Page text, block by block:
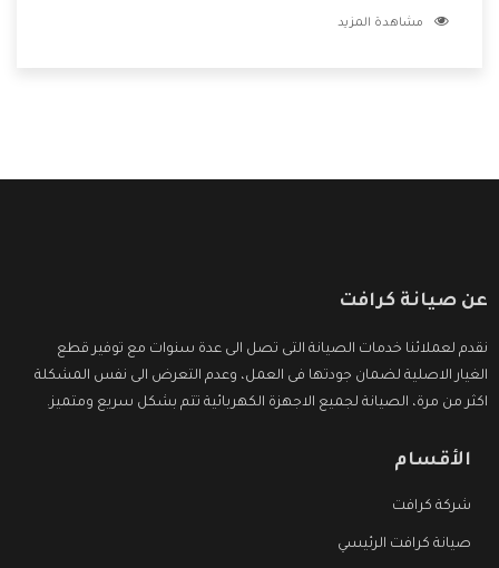
الشركة بها والتى تكون منها خدمة الصيانة التى تكون من أهم
مشاهدة المزيد
عن صيانة كرافت
نقدم لعملائنا خدمات الصيانة التى تصل الى عدة سنوات مع توفير قطع
الغيار الاصلية لضمان جودتها فى العمل، وعدم التعرض الى نفس المشكلة
اكثر من مرة، الصيانة لجميع الاجهزة الكهربائية تتم بشكل سريع ومتميز.
الأقسام
شركة كرافت
صيانة كرافت الرئيسي